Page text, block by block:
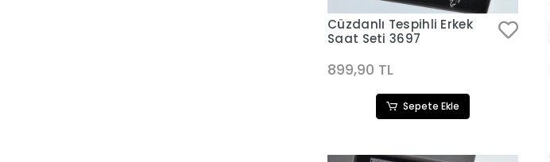
Cüzdanlı Tespihli Erkek
Saat Seti 3697
899,90 TL
Sepete Ekle